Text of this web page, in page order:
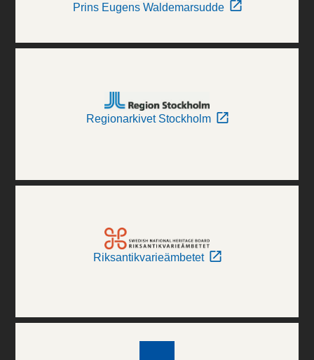
Prins Eugens Waldemarsudde
Regionarkivet Stockholm
Riksantikvarieämbetet